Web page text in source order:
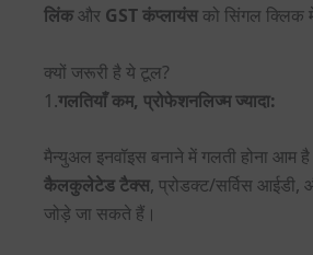
लिंकऔर GST कंप्लायंसको सिंगल क्लिक
क्यों जरूरी है ये टूल?
1.गलतियाँ कम, प्रोफेशनलिज्म ज्यादा:
मैन्युअल इनवॉइस बनाने में गलती होना आम
कैलकुलेटेड टैक्स, प्रोडक्ट/सर्विस
जोड़े जा सकते हैं।